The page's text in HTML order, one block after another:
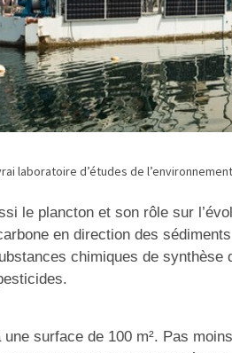
laboratoire d’études de
le plancton et son rôle sur
en direction des
chimiques de synthèse
surface de 100 m². Pas